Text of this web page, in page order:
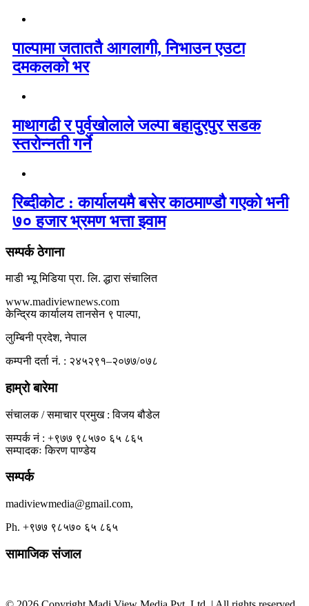
पाल्पामा जताततै आगलागी, निभाउन एउटा
दमकलको भर
माथागढी र पुर्वखोलाले जल्पा बहादुरपुर सडक
स्तरोन्नती गर्ने
रिब्दीकोट : कार्यालयमै बसेर काठमाण्डौ गएको भनी
७० हजार भ्रमण भत्ता झ्वाम
सम्पर्क ठेगाना
माडी भ्यू मिडिया प्रा. लि. द्धारा संचालित
www.madiviewnews.com
केन्द्रिय कार्यालय तानसेन ९ पाल्पा,
लुम्बिनी प्रदेश, नेपाल
कम्पनी दर्ता नं. : २४५२९१–२०७७/०७८
हाम्रो बारेमा
संचालक / समाचार प्रमुख : विजय बौडेल
सम्पर्क नं : +९७७ ९८५७० ६५ ८६५
सम्पादकः किरण पाण्डेय
सम्पर्क
madiviewmedia@gmail.com,
Ph. +९७७ ९८५७० ६५ ८६५
सामाजिक संजाल